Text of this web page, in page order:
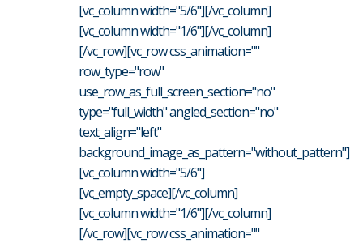
[vc_column width="5/6"][/vc_column]
[vc_column width="1/6"][/vc_column]
[/vc_row][vc_row css_animation=""
row_type="row"
use_row_as_full_screen_section="no"
type="full_width" angled_section="no"
text_align="left"
background_image_as_pattern="without_pattern"]
[vc_column width="5/6"]
[vc_empty_space][/vc_column]
[vc_column width="1/6"][/vc_column]
[/vc_row][vc_row css_animation=""